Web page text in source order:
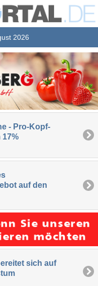
2026
- Pro-Kopf-
17%
auf den
sich auf